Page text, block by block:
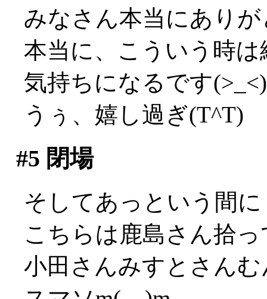
みなさん本当にあり
本当に、こういう時
気持ちになるです(>_<)
うぅ、嬉し過ぎ(T^T)
#5 閉場
そしてあっという間
こちらは鹿島さん拾
小田さんみすとさん